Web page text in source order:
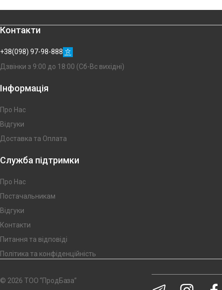
Контакти
+38(098) 97-98-888
Дзвінки з 9:00 до 18:00 (Сб-Вс вихідні)
Інформація
Про Нас
Відгуки
Доставка та Оплата
Служба підтримки
Про Нас
Постачальникам
Відгуки
Контакти
Питання та відповіді
Політика та конфіденційність
© 2026 ТОО “ПродБаза”